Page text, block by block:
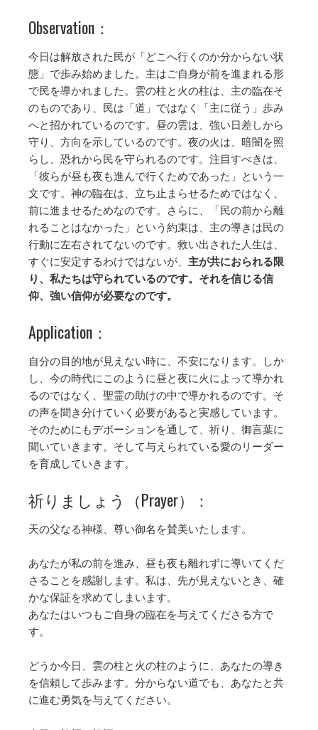
Observation：
今日は解放された民が「どこへ行くのか分からない状
態」で歩み始めました。主はご自身が前を進まれる形
で民を導かれました。雲の柱と火の柱は、主の臨在そ
のものであり、民は「道」ではなく「主に従う」歩み
へと招かれているのです。昼の雲は、強い日差しから
守り、方向を示しているのです。夜の火は、暗闇を照
らし、恐れから民を守られるのです。注目すべきは、
「彼らが昼も夜も進んで行くためであった」という一
文です。神の臨在は、立ち止まらせるためではなく、
前に進ませるためなのです。さらに、「民の前から離
れることはなかった」という約束は、主の導きは民の
行動に左右されてないのです。救い出された人生は、
すぐに安定するわけではないが、 主が共におられる限
り、私たちは守られているのです。それを信じる信
仰、強い信仰が必要なのです。
Application：
自分の目的地が見えない時に、不安になります。しか
し、今の時代にこのように昼と夜に火によって導かれ
るのではなく、聖霊の助けの中で導かれるのです。そ
の声を聞き分けていく必要があると実感しています。
そのためにもデボーションを通して、祈り、御言葉に
聞いていきます。そして与えられている愛のリーダー
を育成していきます。
祈りましょう（Prayer）：
天の父なる神様、尊い御名を賛美いたします。
あなたが私の前を進み、昼も夜も離れずに導いてくだ
さることを感謝します。私は、先が見えないとき、確
かな保証を求めてしまいます。
あなたはいつもご自身の臨在を与えてくださる方で
す。
どうか今日、雲の柱と火の柱のように、あなたの導き
を信頼して歩みます。分からない道でも、あなたと共
に進む勇気を与えてください。